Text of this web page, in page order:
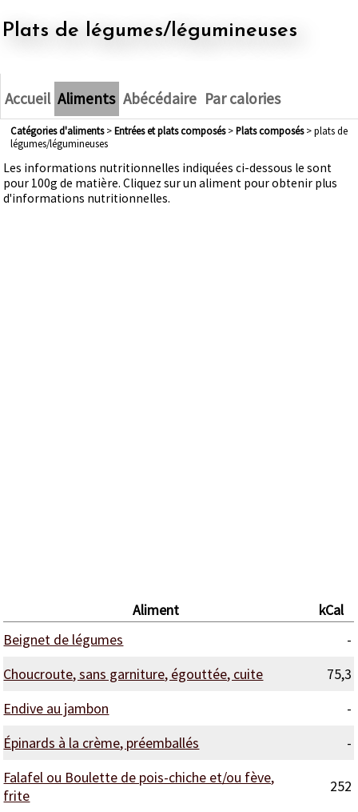
plats de légumes/légumineuses
Accueil Aliments Abécédaire Par calories
Catégories d'aliments> entrées et plats composés> plats composés> plats de
légumes/légumineuses
Les informations nutritionnelles indiquées ci-dessous le sont
pour 100g de matière. Cliquez sur un aliment pour obtenir plus
d'informations nutritionnelles.
Aliment
kCal
Beignet de légumes
-
Choucroute, sans garniture, égouttée, cuite
75,3
Endive au jambon
-
Épinards à la crème, préemballés
-
Falafel ou Boulette de pois-chiche et/ou fève,
frite
252